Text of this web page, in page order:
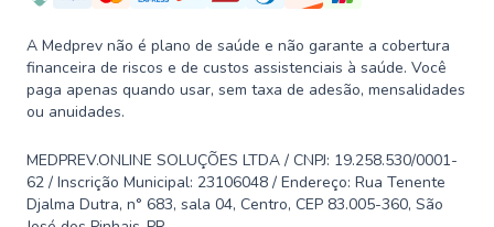
A Medprev não é plano de saúde e não garante a cobertura
financeira de riscos e de custos assistenciais à saúde. Você
paga apenas quando usar, sem taxa de adesão, mensalidades
ou anuidades.
MEDPREV.ONLINE SOLUÇÕES LTDA / CNPJ: 19.258.530/0001-
62 / Inscrição Municipal: 23106048 / Endereço: Rua Tenente
Djalma Dutra, n° 683, sala 04, Centro, CEP 83.005-360, São